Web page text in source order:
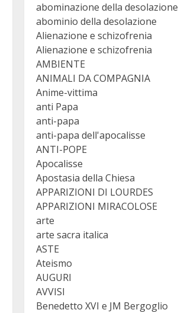
abominazione della desolazione
abominio della desolazione
Alienazione e schizofrenia
Alienazione e schizofrenia
AMBIENTE
ANIMALI DA COMPAGNIA
Anime-vittima
anti Papa
anti-papa
anti-papa dell'apocalisse
ANTI-POPE
Apocalisse
Apostasia della Chiesa
APPARIZIONI DI LOURDES
APPARIZIONI MIRACOLOSE
arte
arte sacra italica
ASTE
Ateismo
AUGURI
AVVISI
Benedetto XVI e JM Bergoglio